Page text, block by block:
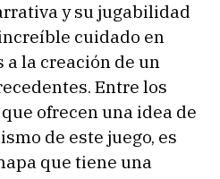
y su jugabilidad
cuidado en
a la creación de un
Entre los
ofrecen una idea de
de este juego, es
que tiene una